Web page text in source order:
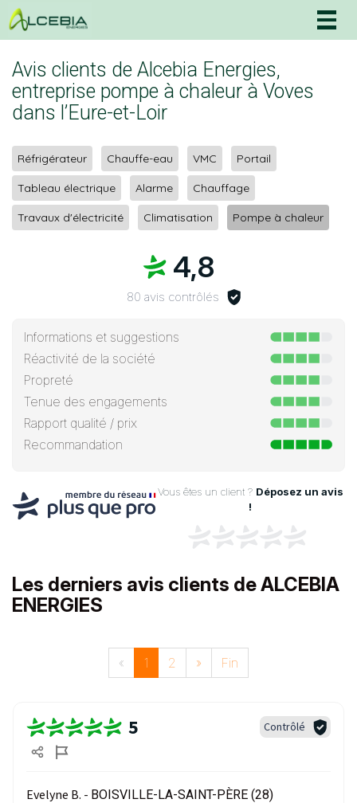
Avis clients de Alcebia Energies,
entreprise pompe à chaleur à Voves
dans l’Eure-et-Loir
Réfrigérateur Chauffe-eau VMC Portail
Tableau électrique Alarme Chauffage
Travaux d'électricité Climatisation Pompe à chaleur
4,8
80 avis contrôlés
Informations et suggestions
Réactivité de la société
Propreté
Tenue des engagements
Rapport qualité / prix
Recommandation
Vous êtes un client ? Déposez un avis
!
Les derniers avis clients de ALCEBIA
ENERGIES
« 1 2 » Fin
5 Contrôlé
Evelyne B. - BOISVILLE-LA-SAINT-PÈRE (28)